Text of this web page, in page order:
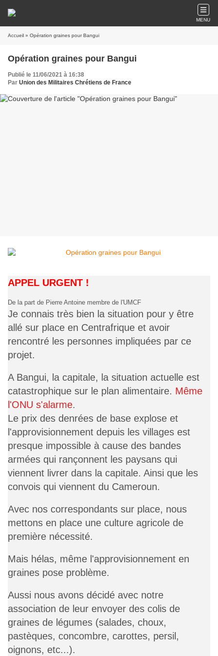
MENU
Accueil » Opération graines pour Bangui
Opération graines pour Bangui
Publié le 11/06/2021 à 16:38
Par Union des Militaires Chrétiens de France
APPEL URGENT !
De la part de Pierre Antoine membre de l'UMCF
Je connais très bien la situation pour y être
allé sur place en Centrafrique et avoir
rencontré les personnes impliquées par ce
projet.
A Bangui, la capitale, la situation actuelle est
catastrophique sur le plan alimentaire. Même
l'ONU s'alarme.
Le prix des denrées de base explose et
l'approvisionnement depuis les villages est
presque impossible à cause des bandes
armées qui rançonnent les paysans qui
viennent livrer dans la capitale. Ainsi que les
convois qui viennent du Cameroun.
Avec nos correspondants sur place, nous
mettons en place une culture agricole de
première nécessité.
Mais hélas, même l'approvisionnement en
graines pose problème.
Aussi nous avons décidé avec notre
association de leur envoyer des colis de
graines de légumes (salades, choux,
pastèques, concombre, carottes, persil,
oignons, etc...).